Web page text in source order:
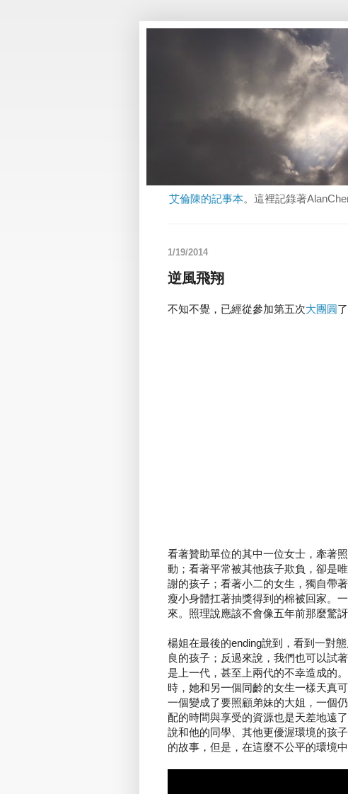
艾倫陳的記事本。這裡記錄著
1/19/2014
逆風飛翔
不知不覺，已經從參加第五次大團圓了
看著贊助單位的其中一位女士，牽著
動；看著平常被其他孩子欺負，卻是
謝的孩子；看著小二的女生，獨自帶
瘦小身體扛著抽獎得到的棉被回家。
來。照理說應該不會像五年前那麼驚
楊姐在最後的ending說到，看到一對
良的孩子；反過來說，我們也可以試
是上一代，甚至上兩代的不幸造成的
時，她和另一個同齡的女生一樣天真
一個變成了要照顧弟妹的大姐，一個
配的時間與享受的資源也是天差地遠
說和他的同學、其他更優渥環境的孩
的故事，但是，在這麼不公平的環境